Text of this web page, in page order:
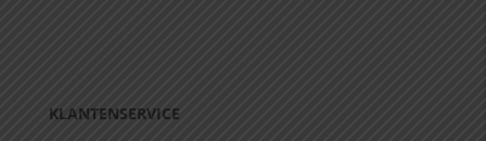
KLANTENSERVICE